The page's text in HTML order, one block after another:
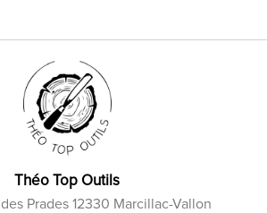
Théo Top Outils
Prades 12330 Marcillac-Vallon